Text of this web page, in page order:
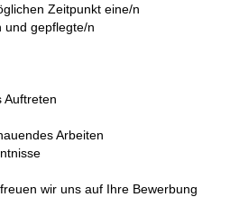
Zeitpunkt eine/n
und gepflegte/n
Auftreten
Arbeiten
wir uns auf Ihre Bewerbung